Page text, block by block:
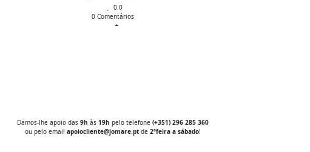
original
era:
0.0
0 Comentários
Damos-lhe apoio das 9h às 19h pelo telefone (+351) 296 285 360
ou pelo email apoiocliente@jomare.pt de 2ªfeira a sábado!